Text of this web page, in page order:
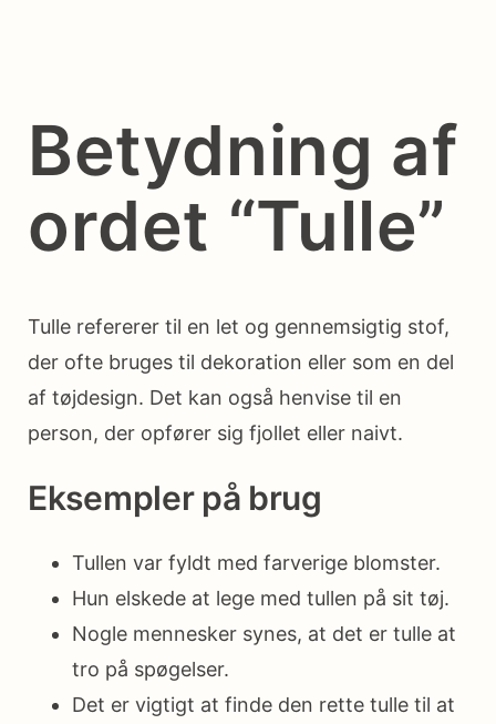
Betydning af
ordet “Tulle”
Tulle refererer til en let og gennemsigtig stof,
der ofte bruges til dekoration eller som en del
af tøjdesign. Det kan også henvise til en
person, der opfører sig fjollet eller naivt.
Eksempler på brug
Tullen var fyldt med farverige blomster.
Hun elskede at lege med tullen på sit tøj.
Nogle mennesker synes, at det er tulle at
tro på spøgelser.
Det er vigtigt at finde den rette tulle til at